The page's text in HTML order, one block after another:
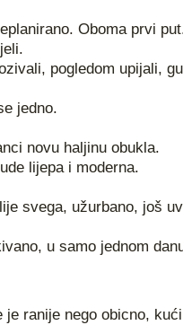
Oboma prvi
pogledom upijali,
jedno.
novu haljinu obukla.
lijepa i moderna.
svega, užurbano, još
u samo jednom
ranije nego obicno,